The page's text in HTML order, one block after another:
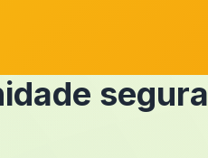
segura